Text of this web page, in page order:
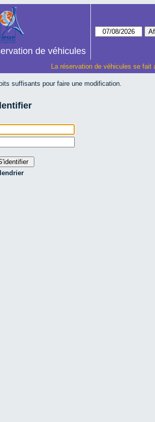
de véhicules
La réservation de véhicules se
suffisants pour faire une modification.